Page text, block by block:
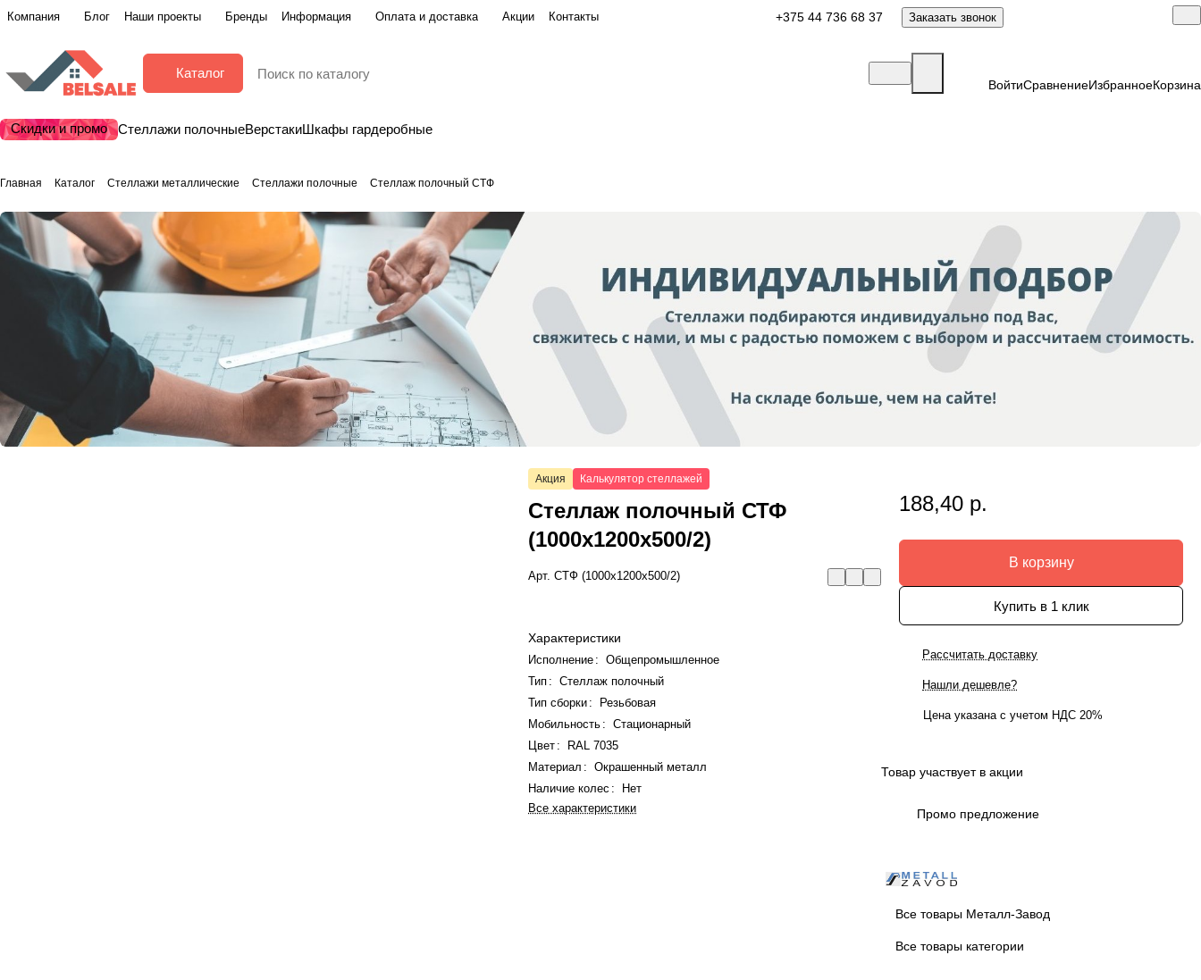
Компания Блог Наши проекты Бренды Информация Оплата и доставка Акции Контакты +375 44 736 68 37 Заказать звонок
Каталог
ВойтиСравнениеИзбранноеКорзина
Скидки и промо Стеллажи полочныеВерстакиШкафы гардеробные
Главная Каталог Стеллажи металлические Стеллажи полочные Стеллаж полочный СТФ
Акция Калькулятор стеллажей
Стеллаж полочный СТФ
(1000x1200x500/2)
Арт.СТФ (1000x1200x500/2)
Характеристики
Исполнение :
Общепромышленное
Тип :
Стеллаж полочный
Тип сборки:
Резьбовая
Мобильность :
Стационарный
Цвет :
RAL 7035
Материал :
Окрашенный металл
Наличие колес :
Нет
Все характеристики
188,40 р.
В корзину
Купить в 1 клик
Рассчитать доставку
Нашли дешевле?
Цена указана с учетом НДС 20%
Товар участвует в акции
Промо предложение
Все товары Металл-Завод
Все товары категории